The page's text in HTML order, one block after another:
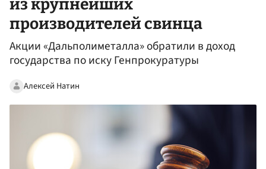
из крупнейших
производителей свинца
Акции «Дальполиметалла» обратили в доход
государства по иску Генпрокуратуры
Алексей Натин